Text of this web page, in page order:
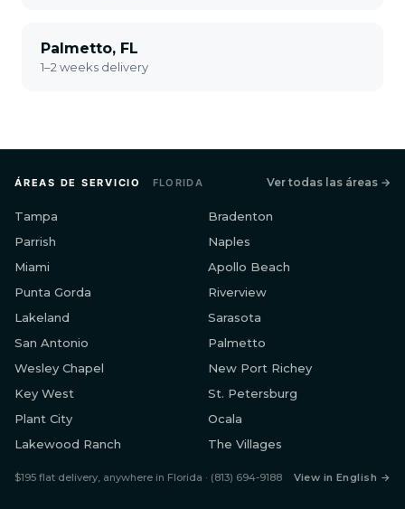
Palmetto, FL
1–2 weeks delivery
ÁREAS DE SERVICIO FLORIDA Ver todas las áreas →
Tampa
Bradenton
Parrish
Naples
Miami
Apollo Beach
Punta Gorda
Riverview
Lakeland
Sarasota
San Antonio
Palmetto
Wesley Chapel
New Port Richey
Key West
St. Petersburg
Plant City
Ocala
Lakewood Ranch
The Villages
$195 flat delivery, anywhere in Florida · (813) 694-9188 View in English →